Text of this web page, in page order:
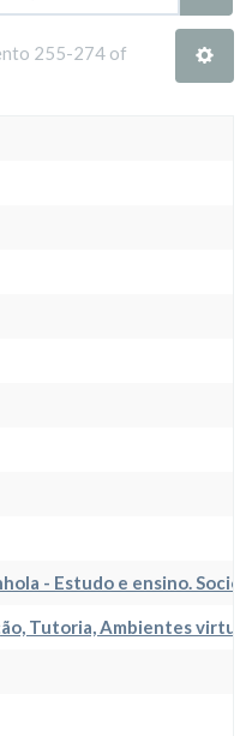
255-274 of
- Estudo e ensino.
Tutoria, Ambientes